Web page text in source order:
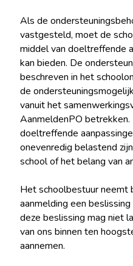
Als de
vastgesteld, moet de
middel van doeltreffende
kan bieden. De
beschreven in het
de
vanuit het
AanmeldenPO
doeltreffende
onevenredig belastend
school of het belang van
Het schoolbestuur neemt
aanmelding een
deze beslissing mag niet
van ons binnen ten
aannemen.